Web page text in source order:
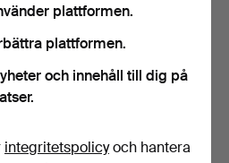
plattformen.
plattformen.
och innehåll till dig på
integritetspolicyoch hantera